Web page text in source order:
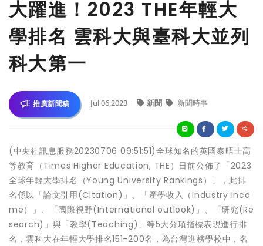
大躍進！2023 THE年輕大
學排名 雲科大與臺科大並列
科大第一
推廣新聞稿 Jul 06,2023 新聞 新聞時事
(中央社訊息服務20230706 09:51:51)全球知名的英國泰晤士高
等教育（Times Higher Education, THE）日前公佈了「2023
全球年輕大學排名（Young University Rankings）」，此排
名係以「論文引用(Citation)」、「產學收入（Industry Inco
me）」、「國際視野(International outlook)」、「研究(Re
search)」與「教學(Teaching)」等5大分項指標表現進行排
名，雲科大在年輕大學排名151-200名，為台灣進榜學校中，名